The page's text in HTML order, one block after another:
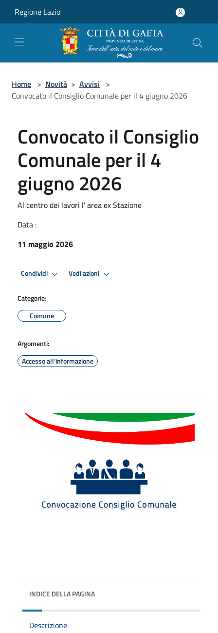
Regione Lazio
Home > Novità > Avvisi >
Convocato il Consiglio Comunale per il 4 giugno 2026
Convocato il Consiglio
Comunale per il 4
giugno 2026
Al centro dei lavori l' area ex Stazione
Data :
11 maggio 2026
Condividi Vedi azioni
Categorie:
Comune
Argomenti:
Accesso all'informazione
INDICE DELLA PAGINA
Descrizione